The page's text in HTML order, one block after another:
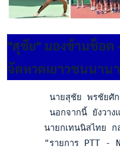
"สุชัย" มองข้ามช็อต
จัดหวดเยาวชนนาน
นายสุชัย พรชัยศัก
นอกจากนี้ ยังวาง
นายกเทนนิสไทย
"รายการ PTT -